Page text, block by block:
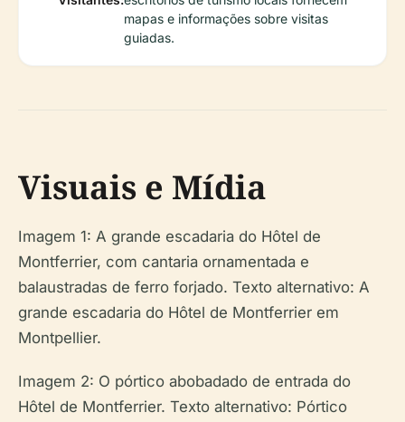
mapas e informações sobre visitas
guiadas.
Visuais e Mídia
Imagem 1: A grande escadaria do Hôtel de
Montferrier, com cantaria ornamentada e
balaustradas de ferro forjado. Texto alternativo: A
grande escadaria do Hôtel de Montferrier em
Montpellier.
Imagem 2: O pórtico abobadado de entrada do
Hôtel de Montferrier. Texto alternativo: Pórtico